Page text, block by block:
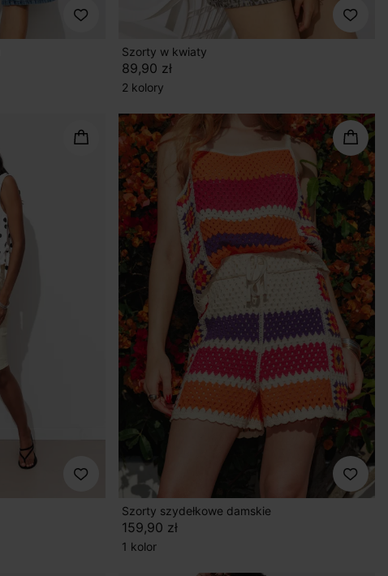
Szorty w kwiaty
89,90 zł
2 kolory
Szorty szydełkowe damskie
159,90 zł
1 kolor